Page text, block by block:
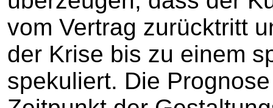
vom Vertrag zurücktritt
der Krise bis zu einem
spekuliert. Die